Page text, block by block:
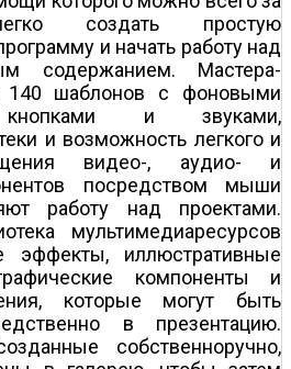
создать простую
и начать работу над
содержанием. Мастера-
шаблонов с фоновыми
кнопками и звуками,
и возможность легкого и
видео-, аудио- и
посредством мыши
работу над проектами.
мультимедиаресурсов
эффекты, иллюстративные
компоненты и
которые могут быть
в презентацию.
собственноручно,